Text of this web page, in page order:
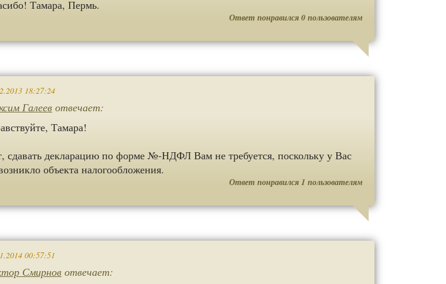
Тамара, Пермь.
Ответ понравился 0 пользователям
18:27:24
Галеев отвечает:
Тамара!
сдавать декларацию по форме №-НДФЛ Вам не требуется, поскольку у Вас
объекта налогообложения.
Ответ понравился 1 пользователям
00:57:51
Смирнов отвечает: